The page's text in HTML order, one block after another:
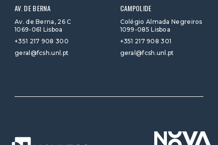
AV. DE BERNA
Av. de Berna, 26 C
1069-061 Lisboa
+351 217 908 300
geral@fcsh.unl.pt
CAMPOLIDE
Colégio Almada Negreiros
1099-085 Lisboa
+351 217 908 301
geral@fcsh.unl.pt